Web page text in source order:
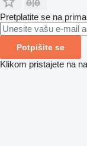
Pretplatite se na
Potpišite se
Klikom pristajete na